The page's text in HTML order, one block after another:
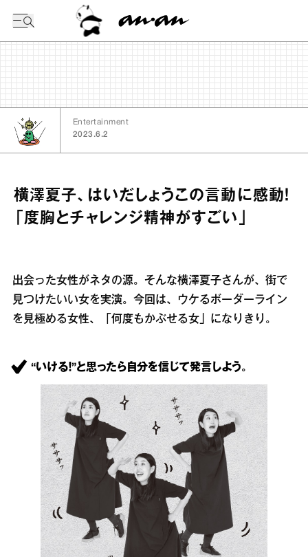
Entertainment
2023.6.2
横澤夏子、はいだしょうこの言動に感動！
「度胸とチャレンジ精神がすごい」
出会った女性がネタの源。そんな横澤夏子さんが、街で
見つけたいい女を実演。今回は、ウケるボーダーライン
を見極める女性、「何度もかぶせる女」になりきり。
“いける！”と思ったら自分を信じて発言しよう。